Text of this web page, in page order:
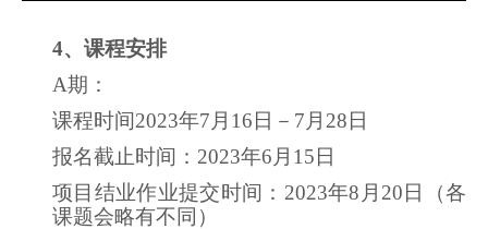
4、课程安排
A期：
课程时间2023年7 月 16日－7月28日
报名截止时间：2023年6月15日
项目结业作业提交时间：2023年8月20日（各
课题会略有不同）